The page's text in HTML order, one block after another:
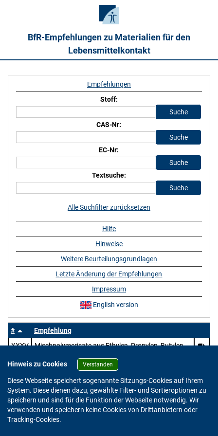
BfR-Empfehlungen zu Materialien für den
Lebensmittelkontakt
#
Empfehlung
XXXV
Mischpolymerisate aus Ethylen, Propylen, Butylen,
sowie deren Salzen und Estern
Empfehlungen
Stoff:
CAS-Nr:
EC-Nr:
Textsuche:
Alle Suchfilter zurücksetzen
Hilfe
Hinweise
Weitere Beurteilungsgrundlagen
Letzte Änderung der Empfehlungen
Impressum
English version
Hinweis zu Cookies Verstanden
Diese Webseite speichert sogenannte Sitzungs-Cookies auf Ihrem
System. Diese dienen dazu, gewählte Filter- und Sortieroptionen zu
speichern und sind für die Funktion der Webseite notwendig. Wir
verwenden und speichern keine Cookies von Drittanbietern oder
Tracking-Cookies.